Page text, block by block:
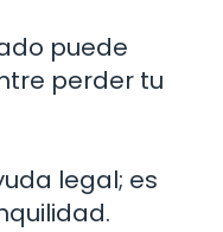
puede
perder tu
legal; es